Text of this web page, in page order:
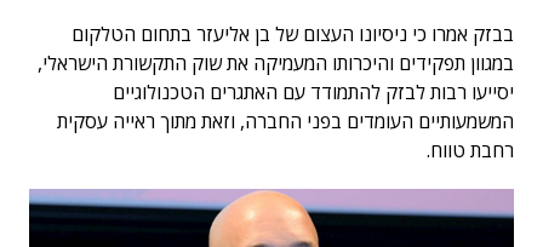
בבזק אמרו כי ניסיונו העצום של בן אליעזר בתחום הטלקום
במגוון תפקידים והיכרותו המעמיקה את שוק התקשורת הישראלי,
יסייעו רבות לבזק להתמודד עם האתגרים הטכנולוגיים
המשמעותיים העומדים בפני החברה, וזאת מתוך ראייה עסקית
רחבת טווח.